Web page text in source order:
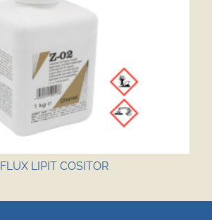
FLUX LIPIT COSITOR